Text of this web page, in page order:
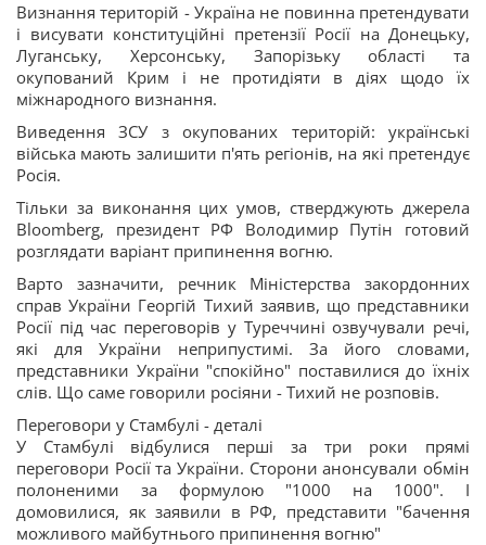
Визнання територій - Україна не повинна претендувати
і висувати конституційні претензії Росії на Донецьку,
Луганську, Херсонську, Запорізьку області та
окупований Крим і не протидіяти в діях щодо їх
міжнародного визнання.
Виведення ЗСУ з окупованих територій: українські
війська мають залишити п'ять регіонів, на які претендує
Росія.
Тільки за виконання цих умов, стверджують джерела
Bloomberg, президент РФ Володимир Путін готовий
розглядати варіант припинення вогню.
Варто зазначити, речник Міністерства закордонних
справ України Георгій Тихий заявив, що представники
Росії під час переговорів у Туреччині озвучували речі,
які для України неприпустимі. За його словами,
представники України "спокійно" поставилися до їхніх
слів. Що саме говорили росіяни - Тихий не розповів.
Переговори у Стамбулі - деталі
У Стамбулі відбулися перші за три роки прямі
переговори Росії та України. Сторони анонсували обмін
полоненими за формулою "1000 на 1000". І
домовилися, як заявили в РФ, представити "бачення
можливого майбутнього припинення вогню"